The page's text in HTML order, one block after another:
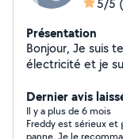
5/5
Présentation
Bonjour, Je suis technicien de maintenance en
électricité et je
Dernier avis
Il y a plus de 6 mois
Freddy est sérieux
panne. Je le